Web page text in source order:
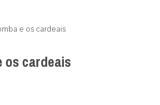
e os cardeais
cardeais